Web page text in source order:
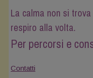
La calma non si trova
respiro alla volta.
Per percorsi e
Contatti